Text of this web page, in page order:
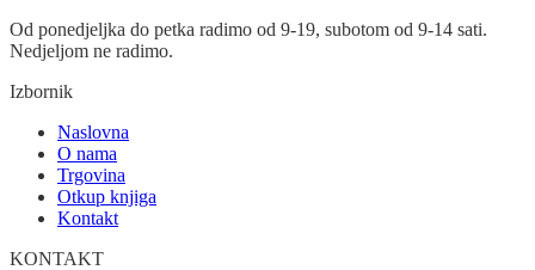
Od ponedjeljka do petka radimo od 9-19, subotom od 9-14 sati.
Nedjeljom ne radimo.
Izbornik
Naslovna
O nama
Trgovina
Otkup knjiga
Kontakt
KONTAKT